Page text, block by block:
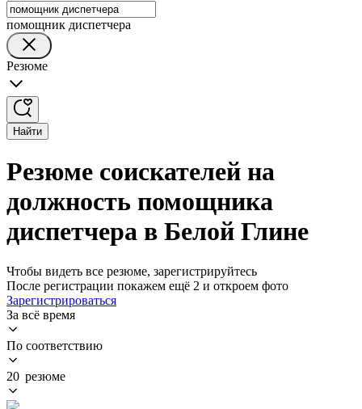
помощник диспетчера
Резюме
Найти
Резюме соискателей на
должность помощника
диспетчера в Белой Глине
Чтобы видеть все резюме, зарегистрируйтесь
После регистрации покажем ещё 2 и откроем фото
Зарегистрироваться
За всё время
По соответствию
20 резюме